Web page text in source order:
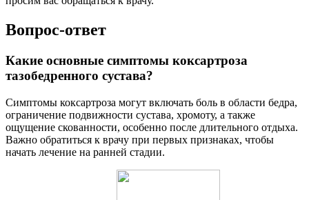
Вопрос-ответ
Какие основные симптомы коксартроза
тазобедренного сустава?
Симптомы коксартроза могут включать боль в области бедра,
ограничение подвижности сустава, хромоту, а также
ощущение скованности, особенно после длительного отдыха.
Важно обратиться к врачу при первых признаках, чтобы
начать лечение на ранней стадии.